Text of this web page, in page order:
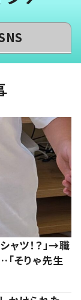
ツ！？」→職
そりゃ先生